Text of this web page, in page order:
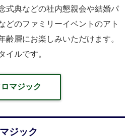
式典などの社内懇親会や結婚パ
どのファミリーイベントのアト
齢層にお楽しみいただけます。
イルです。
ロマジック
ジック